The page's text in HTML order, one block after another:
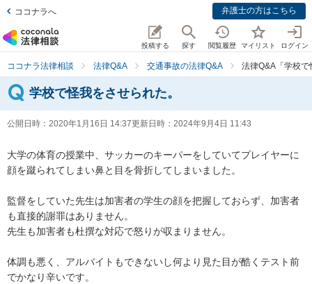
ココナラへ 弁護士の方はこちら
投稿する 探す 閲覧履歴 マイリスト ログイン
ココナラ法律相談 法律Q&A 交通事故の法律Q&A 法律Q&A「学校
学校で怪我をさせられた。
公開日時： 2020年1月16日 14:37更新日時： 2024年9月4日 11:43
大学の体育の授業中、サッカーのキーパーをしていてプレイヤーに
顔を蹴られてしまい鼻と目を骨折してしまいました。
監督をしていた先生は加害者の学生の顔を把握しておらず、加害者
も直接的謝罪はありません。
先生も加害者も杜撰な対応で怒りが収まりません。
体調も悪く、アルバイトもできないし何より見た目が酷くテスト前
でかなり辛いです。